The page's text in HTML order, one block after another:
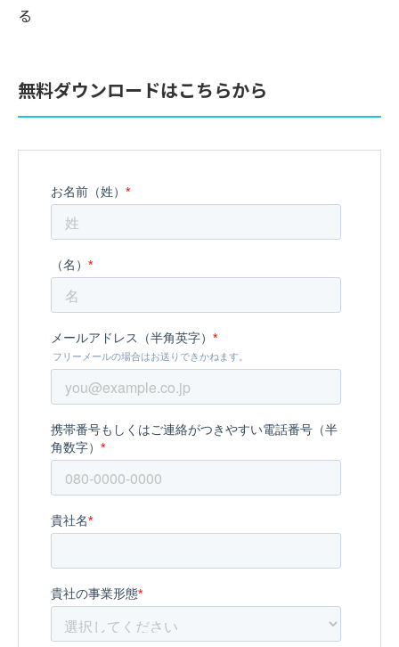
る
無料ダウンロードはこちらから